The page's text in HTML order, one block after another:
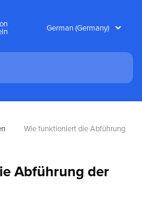
Wie funktioniert die Abführung
Abführung der